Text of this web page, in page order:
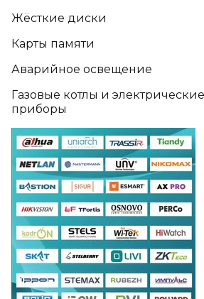
Жёсткие диски
Карты памяти
Аварийное освещение
Газовые котлы и
приборы